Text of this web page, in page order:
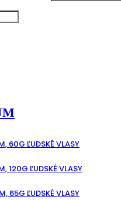
60G ĽUDSKÉ VLASY
120G ĽUDSKÉ VLASY
65G ĽUDSKÉ VLASY